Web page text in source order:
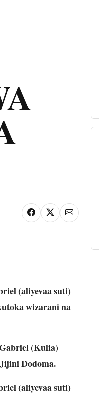
(aliyevaa suti)
wizarani na
(Kulia)
Dodoma.
(aliyevaa suti)